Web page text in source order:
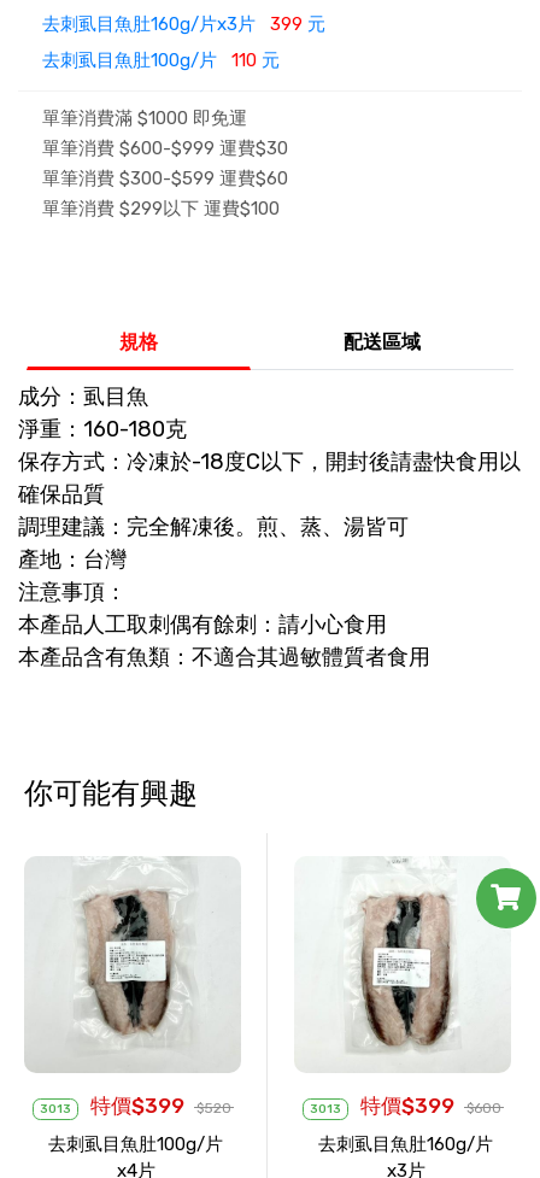
去刺虱目魚肚160g/片x3片 399 元
去刺虱目魚肚100g/片 110 元
單筆消費滿 $1000 即免運
單筆消費 $600-$999 運費$30
單筆消費 $300-$599 運費$60
單筆消費 $299以下 運費$100
規格 配送區域
成分：虱目魚
淨重：160-180克
保存方式：冷凍於-18度C以下，開封後請盡快食用以
確保品質
調理建議：完全解凍後。煎、蒸、湯皆可
產地：台灣
注意事頂：
本產品人工取刺偶有餘刺：請小心食用
本產品含有魚類：不適合其過敏體質者食用
你可能有興趣
3013 特價$399 $520
去刺虱目魚肚100g/片
x4片
3013 特價$399 $600
去刺虱目魚肚160g/片
x3片